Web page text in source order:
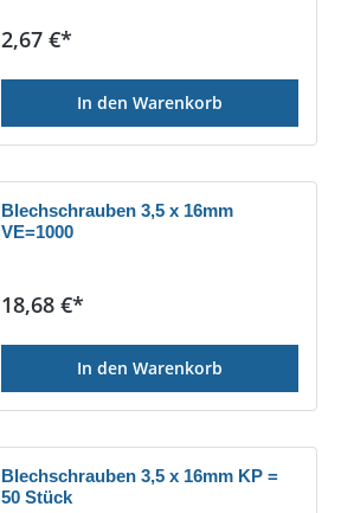
Regulärer Preis:
2,67 €*
In den Warenkorb
Blechschrauben 3,5 x 16mm
VE=1000
Regulärer Preis:
18,68 €*
In den Warenkorb
Blechschrauben 3,5 x 16mm KP =
50 Stück